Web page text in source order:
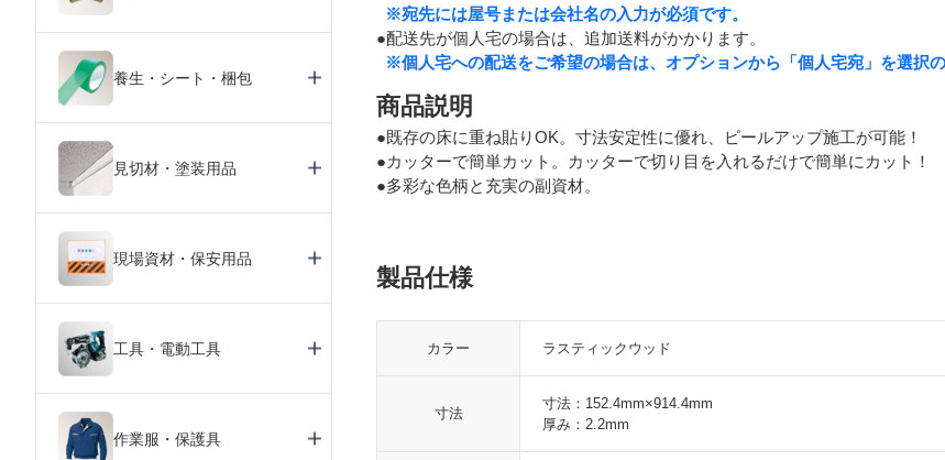
※宛先には屋号または会社名の入力が必須です。
●配送先が個人宅の場合は、追加送料がかかります。
※個人宅への配送をご希望の場合は、オプションから「個人宅宛」を選択の
商品説明
●既存の床に重ね貼りOK。寸法安定性に優れ、ピールアップ施工が可能！
●カッターで簡単カット。カッターで切り目を入れるだけで簡単にカット！
●多彩な色柄と充実の副資材。
製品仕様
カラー ラスティックウッド
寸法
寸法：152.4mm×914.4mm
厚み：2.2mm
養生・シート・梱包
見切材・塗装用品
現場資材・保安用品
工具・電動工具
作業服・保護具